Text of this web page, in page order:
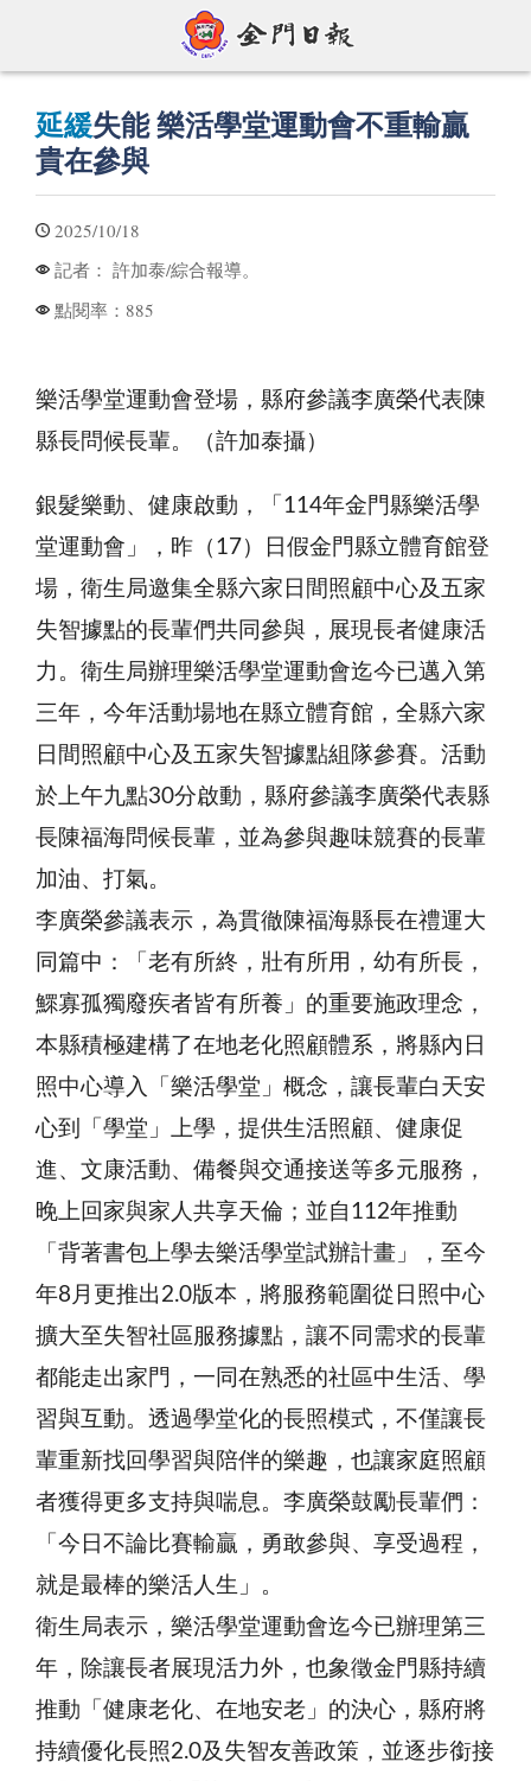
延緩失能 樂活學堂運動會不重輸贏
貴在參與
2025/10/18
記者： 許加泰/綜合報導。
點閱率： 885
樂活學堂運動會登場，縣府參議李廣榮代表陳
縣長問候長輩。（許加泰攝）
銀髮樂動、健康啟動，「114年金門縣樂活學
堂運動會」，昨（17）日假金門縣立體育館登
場，衛生局邀集全縣六家日間照顧中心及五家
失智據點的長輩們共同參與，展現長者健康活
力。衛生局辦理樂活學堂運動會迄今已邁入第
三年，今年活動場地在縣立體育館，全縣六家
日間照顧中心及五家失智據點組隊參賽。活動
於上午九點30分啟動，縣府參議李廣榮代表縣
長陳福海問候長輩，並為參與趣味競賽的長輩
加油、打氣。
李廣榮參議表示，為貫徹陳福海縣長在禮運大
同篇中：「老有所終，壯有所用，幼有所長，
鰥寡孤獨廢疾者皆有所養」的重要施政理念，
本縣積極建構了在地老化照顧體系，將縣內日
照中心導入「樂活學堂」概念，讓長輩白天安
心到「學堂」上學，提供生活照顧、健康促
進、文康活動、備餐與交通接送等多元服務，
晚上回家與家人共享天倫；並自112年推動
「背著書包上學去樂活學堂試辦計畫」，至今
年8月更推出2.0版本，將服務範圍從日照中心
擴大至失智社區服務據點，讓不同需求的長輩
都能走出家門，一同在熟悉的社區中生活、學
習與互動。透過學堂化的長照模式，不僅讓長
輩重新找回學習與陪伴的樂趣，也讓家庭照顧
者獲得更多支持與喘息。李廣榮鼓勵長輩們：
「今日不論比賽輸贏，勇敢參與、享受過程，
就是最棒的樂活人生」。
衛生局表示，樂活學堂運動會迄今已辦理第三
年，除讓長者展現活力外，也象徵金門縣持續
推動「健康老化、在地安老」的決心，縣府將
持續優化長照2.0及失智友善政策，並逐步銜接